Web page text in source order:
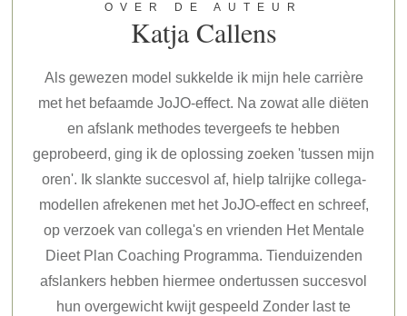
OVER DE AUTEUR
Katja Callens
Als gewezen model sukkelde ik mijn hele carrière
met het befaamde JoJO-effect. Na zowat alle diëten
en afslank methodes tevergeefs te hebben
geprobeerd, ging ik de oplossing zoeken 'tussen mijn
oren'. Ik slankte succesvol af, hielp talrijke collega-
modellen afrekenen met het JoJO-effect en schreef,
op verzoek van collega's en vrienden Het Mentale
Dieet Plan Coaching Programma. Tienduizenden
afslankers hebben hiermee ondertussen succesvol
hun overgewicht kwijt gespeeld Zonder last te